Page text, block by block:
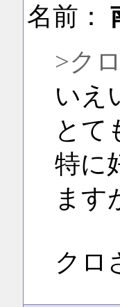
名前：
>ク
いえ
とて
特に
ます
クロ